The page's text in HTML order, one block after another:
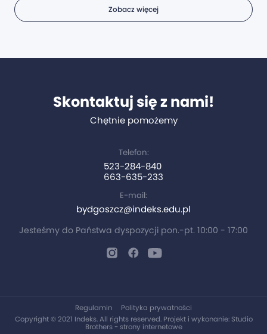
Zobacz więcej
Skontaktuj się z nami!
Chętnie pomożemy
Telefon:
523-284-840
663-635-233
E-mail:
bydgoszcz@indeks.edu.pl
Jesteśmy do Państwa dyspozycji pon.-pt. 10:00 - 17:00
Regulamin
Polityka prywatności
Copyright © 2021 Indeks. All rights reserved. Projekt i wykonanie: Studio
Brothers - strony internetowe